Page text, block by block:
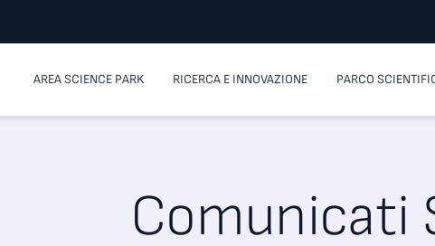
AREA SCIENCE PARK RICERCA E INNOVAZIONE PARCO
Comunicati